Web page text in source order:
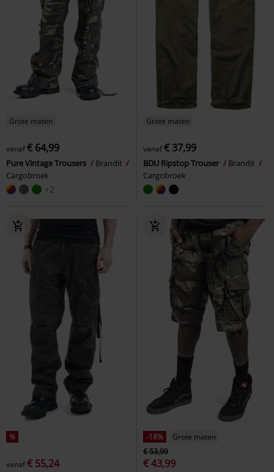
Grote maten
vanaf€ 64,99
Pure Vintage Trousers
Brandit
Cargobroek
+2
Grote maten
vanaf€ 37,99
BDU Ripstop Trouser
Brandit
Cargobroek
%
vanaf€ 55,24
-18%
Grote maten
€ 53,99
€ 43,99